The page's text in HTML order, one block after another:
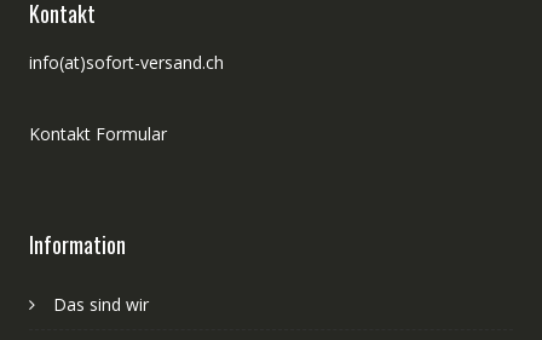
Kontakt
info(at)sofort-versand.ch
Kontakt Formular
Information
Das sind wir